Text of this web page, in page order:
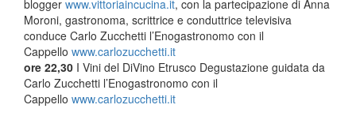
blogger www.vittoriaincucina.it, con la partecipazione di Anna
Moroni, gastronoma, scrittrice e conduttrice televisiva
conduce Carlo Zucchetti l’Enogastronomo con il
Cappello www.carlozucchetti.it
ore 22,30 I Vini del DiVino Etrusco Degustazione guidata da
Carlo Zucchetti l’Enogastronomo con il
Cappello www.carlozucchetti.it